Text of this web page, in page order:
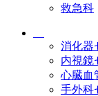
救急科
消化器
内視鏡
心臓血
手外科